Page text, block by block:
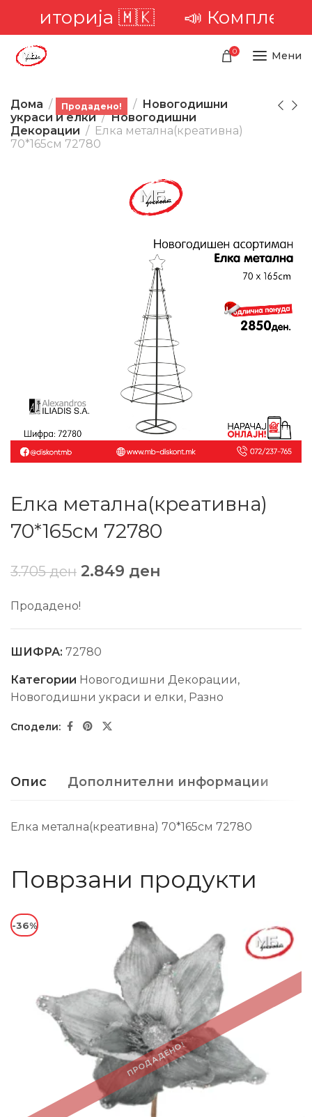
територија 🇲🇰 📣
0 Мени
Дома Производи
Новогодишни
украси и елки
Новогодишни
Декорации
Елка метална(креативна)
70*165см 72780
Продадено!
Елка метална(креативна)
70*165см 72780
3.705ден 2.849 ден
Продадено!
ШИФРА: 72780
Категории Новогодишни Декорации,
Новогодишни украси и елки, Разно
Опис Дополнителни информации
Елка метална(креативна) 70*165см 72780
Поврзани продукти
ПРОДАДЕНО!
-36%